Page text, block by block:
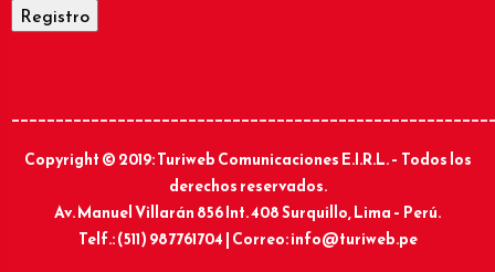
Copyright © 2019: Turiweb Comunicaciones E.I.R.L. – Todos los
derechos reservados.
Av. Manuel Villarán 856 Int. 408 Surquillo, Lima – Perú.
Telf.: (511) 987761704 | Correo: info@turiweb.pe